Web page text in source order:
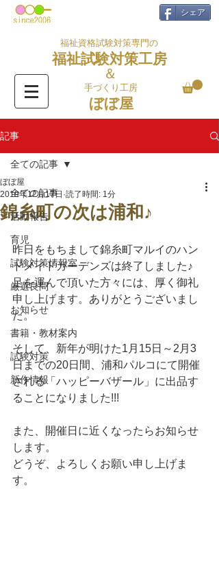
シェア
福祉資格試験対策専門の
福祉試験対策工房
＆
手づくり工房
ぼぼ屋
記事
全ての記事
活動報告
育児
試験対策情報室
厳選良問
お知らせ
書籍・教材案内
試験対策
新作情報
全ての記事
錦糸町の次は浦和♪
ぼぼ屋
2019年12月17日 読了時間: 1分
昨日をもちまして錦糸町マルイのハン
ドメイドガーデンズは終了しました♪
足を運んで頂いた方々には、厚く御礼
申し上げます。ありがとうございまし
た。
そして、新年が明けた1月15日～2月3
日までの20日間、浦和パルコにて開催
される「ハッピーバザール」に出品す
ることになりました!!!
また、開催日に近くなったらお知らせ
します。
どうぞ、よろしくお願い申し上げま
す。